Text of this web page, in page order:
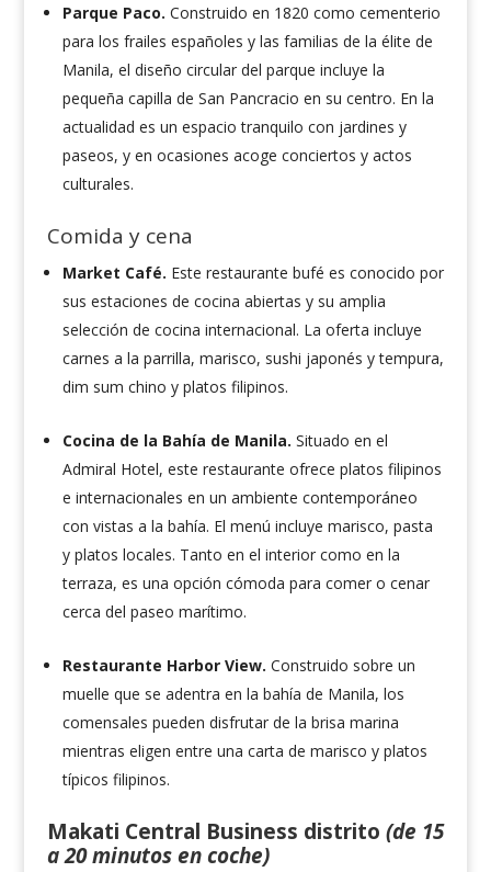
Parque Paco. Construido en 1820 como cementerio
para los frailes españoles y las familias de la élite de
Manila, el diseño circular del parque incluye la
pequeña capilla de San Pancracio en su centro. En la
actualidad es un espacio tranquilo con jardines y
paseos, y en ocasiones acoge conciertos y actos
culturales.
Comida y cena
Market Café. Este restaurante bufé es conocido por
sus estaciones de cocina abiertas y su amplia
selección de cocina internacional. La oferta incluye
carnes a la parrilla, marisco, sushi japonés y tempura,
dim sum chino y platos filipinos.
Cocina de la Bahía de Manila. Situado en el
Admiral Hotel, este restaurante ofrece platos filipinos
e internacionales en un ambiente contemporáneo
con vistas a la bahía. El menú incluye marisco, pasta
y platos locales. Tanto en el interior como en la
terraza, es una opción cómoda para comer o cenar
cerca del paseo marítimo.
Restaurante Harbor View. Construido sobre un
muelle que se adentra en la bahía de Manila, los
comensales pueden disfrutar de la brisa marina
mientras eligen entre una carta de marisco y platos
típicos filipinos.
Makati Central Business distrito (de 15
a 20 minutos en coche)